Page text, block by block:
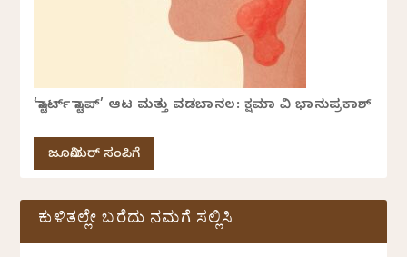
‘ಸ್ಟಾರ್ಟ್ ಸ್ಟಾಪ್’ ಆಟ ಮತ್ತು ವಡಬಾನಲ: ಕ್ಷಮಾ ವಿ ಭಾನುಪ್ರಕಾಶ್
ಜೂನಿಯರ್ ಸಂಪಿಗೆ
ಕುಳಿತಲ್ಲೇ ಬರೆದು ನಮಗೆ ಸಲ್ಲಿಸಿ